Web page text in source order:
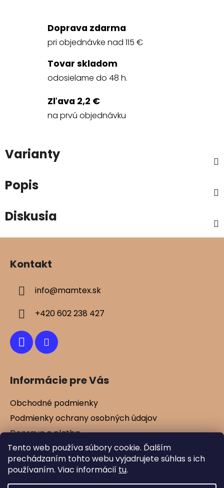
Tento web používa súbory cookie. Ďalším
prechádzaním tohto webu vyjadrujete súhlas s ich
používaním. Viac informácií tu.
Doprava zdarma
pri objednávke nad 115 €
Tovar skladom
odosielame do 48 h.
Zľava 2,2 €
na prvú objednávku
Varianty
Popis
Diskusia
Kontakt
info@mamtex.sk
+420 602 238 427
Informácie pre Vás
Obchodné podmienky
Podmienky ochrany osobných údajov
Doprava a platba
Kontakty
Vernostné zľavy